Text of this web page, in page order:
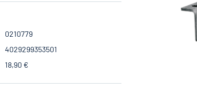
0210779
4029299353501
18,90 €